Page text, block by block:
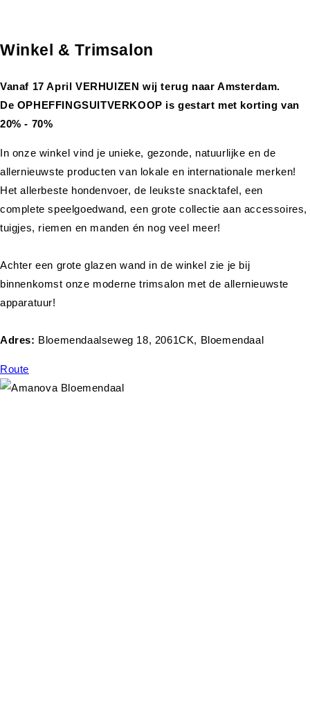
Winkel & Trimsalon
Vanaf 17 April VERHUIZEN wij terug naar Amsterdam.
De OPHEFFINGSUITVERKOOP is gestart met korting van
20% - 70%
In onze winkel vind je unieke, gezonde, natuurlijke en de
allernieuwste producten van lokale en internationale merken!
Het allerbeste hondenvoer, de leukste snacktafel, een
complete speelgoedwand, een grote collectie aan accessoires,
tuigjes, riemen en manden én nog veel meer!
Achter een grote glazen wand in de winkel zie je bij
binnenkomst onze moderne trimsalon met de allernieuwste
apparatuur!
Adres: Bloemendaalseweg 18, 2061CK, Bloemendaal
Route